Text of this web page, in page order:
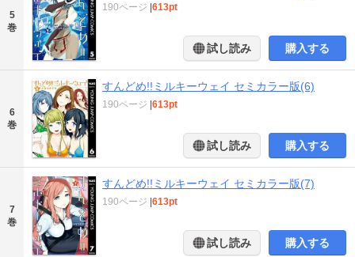
5
巻
190ページ |613pt
試し読み 購入する
6
巻
すんどめ!!ミルキーウェイ セミカラー版(6)
190ページ |613pt
試し読み 購入する
7
巻
すんどめ!!ミルキーウェイ セミカラー版(7)
190ページ |613pt
試し読み 購入する